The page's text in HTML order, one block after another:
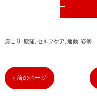
肩こり 腰痛 セルフケア 運動 姿勢
< 前のページ